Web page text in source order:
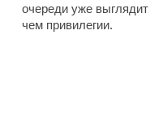
очереди уже
чем привилегии.